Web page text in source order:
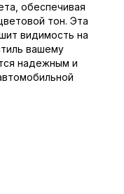
обеспечивая
тон. Эта
видимость на
вашему
надежным и